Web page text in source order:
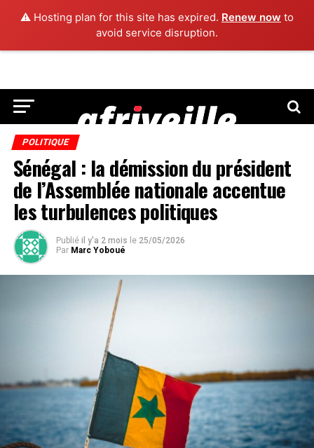
⚠️ Hosting plan for this site has expired. Renew now to
avoid service disruption.
POLITIQUE
Sénégal : la démission du président
de l’Assemblée nationale accentue
les turbulences politiques
Publié il y'a 2 mois le 25/05/2026
Par Marc Yoboué